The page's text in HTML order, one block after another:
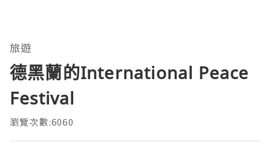
旅遊
德黑蘭的International Peace
Festival
瀏覽次數:6060